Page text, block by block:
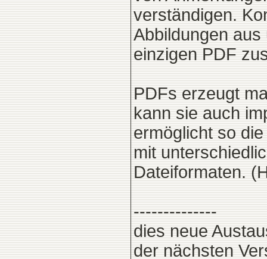
verständigen.
Abbildungen
einzigen PDF
PDFs erzeugt
kann sie auch
ermöglicht so
mit
Dateiformaten.
--------------
dies neue
der nächsten